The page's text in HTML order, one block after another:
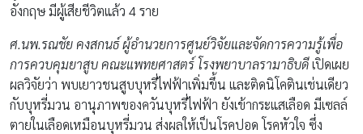
อังกฤษ มีผู้เสียชีวิตแล้ว 4 ราย
ศ.นพ.รณชัย คงสกนธ์ ผู้อำนวยการศูนย์วิจัยและจัดการความรู้เพื่อ
การควบคุมยาสูบ คณะแพทยศาสตร์ โรงพยาบาลรามาธิบดีเปิดเผย
ผลวิจัยว่า พบเยาวชนสูบบุหรี่ไฟฟ้าเพิ่มขึ้น และติดนิโคตินเช่นเดียว
กับบุหรี่มวน อานุภาพของควันบุหรี่ไฟฟ้า ยังเข้ากระแสเลือด มีเซลล์
ตายในเลือดเหมือนบุหรี่มวน ส่งผลให้เป็นโรคปอด โรคหัวใจ ซึ่ง